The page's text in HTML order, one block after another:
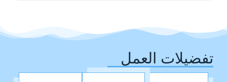
تفضيلات العمل